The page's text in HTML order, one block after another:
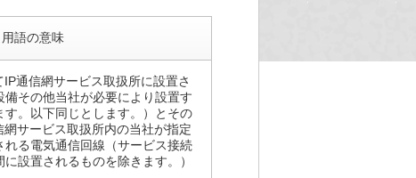
用語の意味
通信網サービス取扱所に設置さ
その他当社が必要により設置す
す。以下同じとします。）とその
サービス取扱所内の当社が指定
る電気通信回線（サービス接続
設置されるものを除きます。）